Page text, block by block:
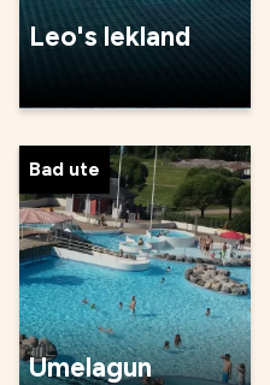
Leo's lekland
Bad ute
Umelagun